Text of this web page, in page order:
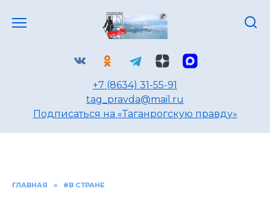
+7 (8634) 31-55-91
tag_pravda@mail.ru
Подписаться на «Таганрогскую правду»
ГЛАВНАЯ » #В СТРАНЕ